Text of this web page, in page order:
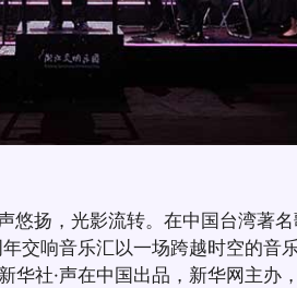
悠扬，光影流转。在中国台湾著
交响音乐汇以一场跨越时空的音
华社·声在中国出品，新华网主办